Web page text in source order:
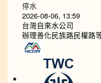
停水
2026-08-06, 13:59
台灣自來水公司
辦理善化民族路民權路